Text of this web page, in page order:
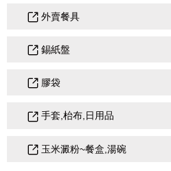
外賣餐具
錫紙盤
膠袋
手套,枱布,日用品
玉米澱粉~餐盒,湯碗